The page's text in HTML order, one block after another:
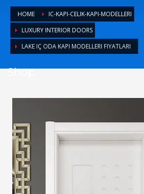
1 Login or create new account.
2 Review your order.
3 Payment &FREEshipment
email to support@website.com . Thank you!
Sat - 9:00AM-5:00PM
Sundays by appointment only!
HOME
IC-KAPI-CELIK-KAPI-MODELLERI
LUXURY INTERIOR DOORS
LAKE IÇ ODA KAPI MODELLERI FIYATLARI
Shop